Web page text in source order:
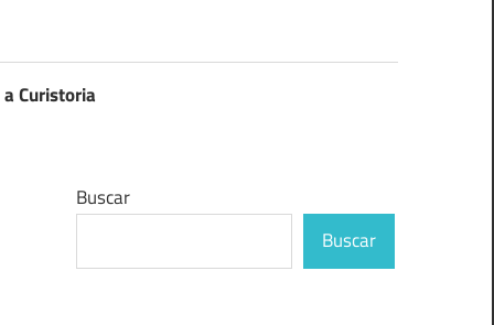
Curistoria
Buscar
Buscar